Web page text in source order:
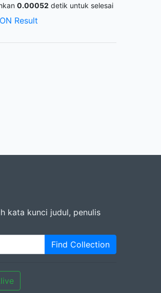
0.00052 detik untuk selesai
Result
kata kunci judul, penulis
Find Collection